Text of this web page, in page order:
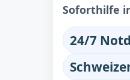
Soforthilfe
24/7